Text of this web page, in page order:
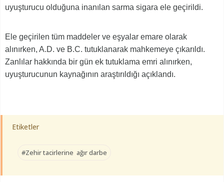
uyuşturucu olduğuna inanılan sarma sigara ele geçirildi.
Ele geçirilen tüm maddeler ve eşyalar emare olarak
alınırken, A.D. ve B.C. tutuklanarak mahkemeye çıkarıldı.
Zanlılar hakkında bir gün ek tutuklama emri alınırken,
uyuşturucunun kaynağının araştırıldığı açıklandı.
Etiketler
#Zehir tacirlerine ağır darbe